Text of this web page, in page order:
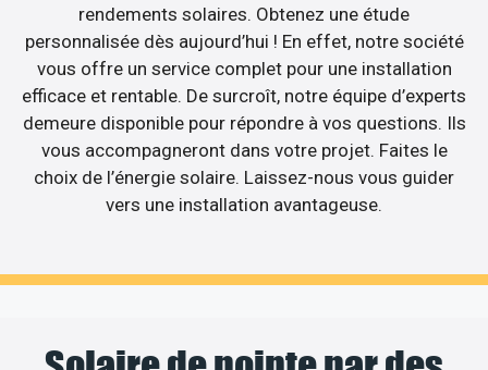
rendements solaires. Obtenez une étude
personnalisée dès aujourd’hui ! En effet, notre société
vous offre un service complet pour une installation
efficace et rentable. De surcroît, notre équipe d’experts
demeure disponible pour répondre à vos questions. Ils
vous accompagneront dans votre projet. Faites le
choix de l’énergie solaire. Laissez-nous vous guider
vers une installation avantageuse.